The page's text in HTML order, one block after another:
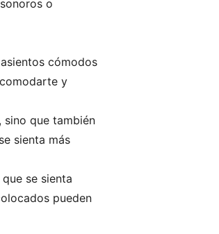
o
cómodos
y
que también
sienta más
se sienta
pueden